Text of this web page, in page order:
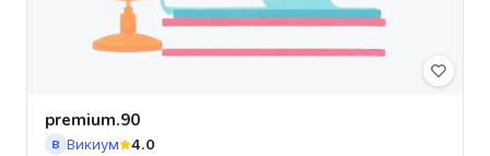
premium.90
В Викиум
4.0